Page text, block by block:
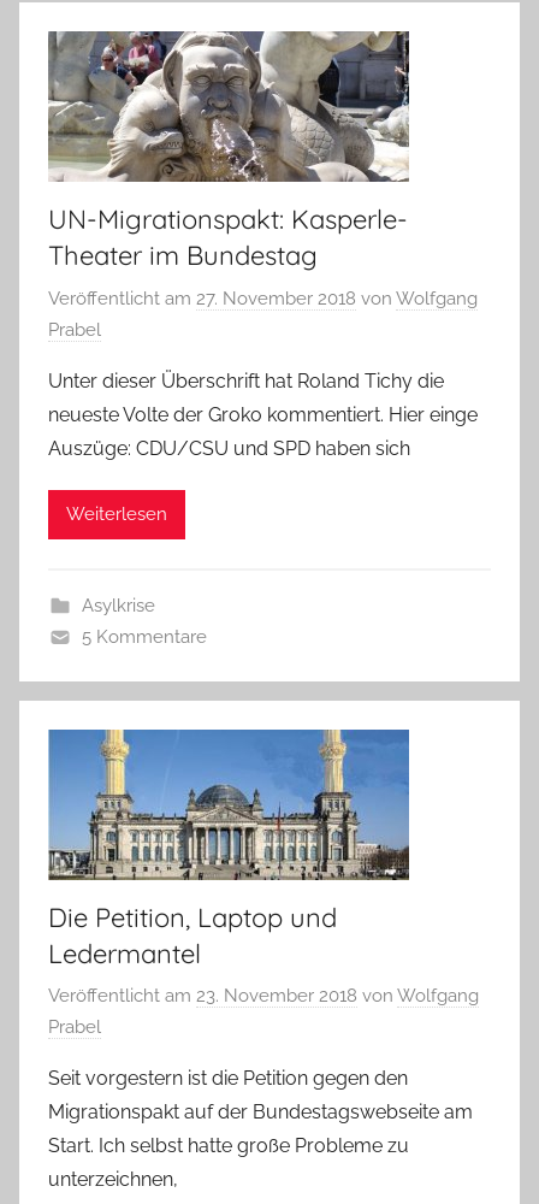
UN-Migrationspakt: Kasperle-
Theater im Bundestag
Veröffentlicht am 27. November 2018 von Wolfgang
Prabel
Unter dieser Überschrift hat Roland Tichy die
neueste Volte der Groko kommentiert. Hier einge
Auszüge: CDU/CSU und SPD haben sich
Weiterlesen
Asylkrise
5 Kommentare
Die Petition, Laptop und
Ledermantel
Veröffentlicht am 23. November 2018 von Wolfgang
Prabel
Seit vorgestern ist die Petition gegen den
Migrationspakt auf der Bundestagswebseite am
Start. Ich selbst hatte große Probleme zu
unterzeichnen,